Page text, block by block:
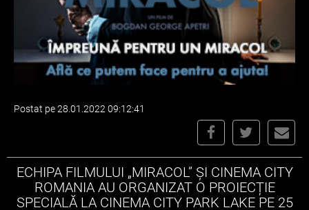
Postat pe 28.01.2022 09:12:41
ECHIPA FILMULUI „MIRACOL” ȘI CINEMA CITY
ROMANIA AU ORGANIZAT O PROIECȚIE
SPECIALĂ LA CINEMA CITY PARK LAKE PE 25